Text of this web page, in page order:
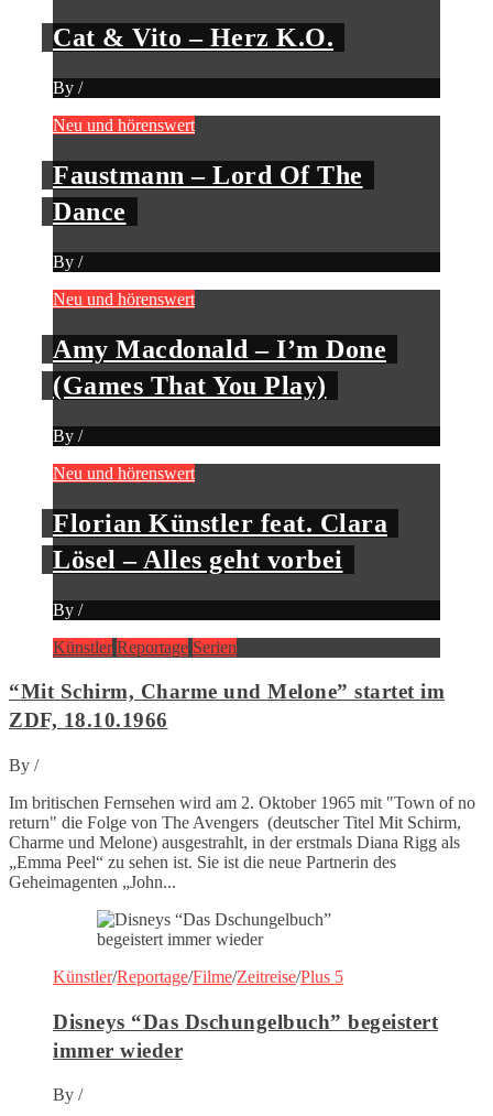
Cat & Vito – Herz K.O.
By /
Neu und hörenswert
Faustmann – Lord Of The
Dance
By /
Neu und hörenswert
Amy Macdonald – I’m Done
(Games That You Play)
By /
Neu und hörenswert
Florian Künstler feat. Clara
Lösel – Alles geht vorbei
By /
Künstler Reportage Serien
“Mit Schirm, Charme und Melone” startet im
ZDF, 18.10.1966
By /
Im britischen Fernsehen wird am 2. Oktober 1965 mit "Town of no
return" die Folge von The Avengers (deutscher Titel Mit Schirm,
Charme und Melone) ausgestrahlt, in der erstmals Diana Rigg als
„Emma Peel“ zu sehen ist. Sie ist die neue Partnerin des
Geheimagenten „John...
Künstler/Reportage/Filme/Zeitreise/Plus 5
Disneys “Das Dschungelbuch” begeistert
immer wieder
By /